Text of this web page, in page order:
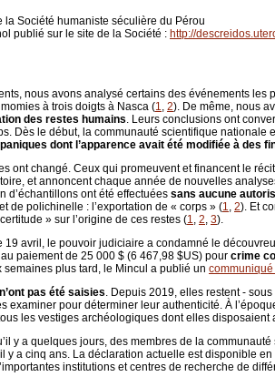
la Société humaniste séculière du Pérou
publié sur le site de la Société : http://
nous avons analysé certains des événements
à trois doigts à Nasca (1, 2). De même, nous
des restes humains. Leurs conclusions ont
Dès le début, la communauté scientifique nationale
dont l’apparence avait été modifiée à des
ont changé. Ceux qui promeuvent et financent le
et annoncent chaque année de nouvelles
d’échantillons ont été effectuées sans aucune
de polichinelle : l’exportation de « corps » (1, 2). Et
» sur l’origine de ces restes (1, 2, 3).
19 avril, le pouvoir judiciaire a condamné le
paiement de 25 000 $ (6 467,98 $US) pour crime
semaines plus tard, le Mincul a publié un
pas été saisies. Depuis 2019, elles restent -
examiner pour déterminer leur authenticité. À
les vestiges archéologiques dont elles disposaient
y a quelques jours, des membres de la
y a cinq ans. La déclaration actuelle est disponible
institutions et centres de recherche de